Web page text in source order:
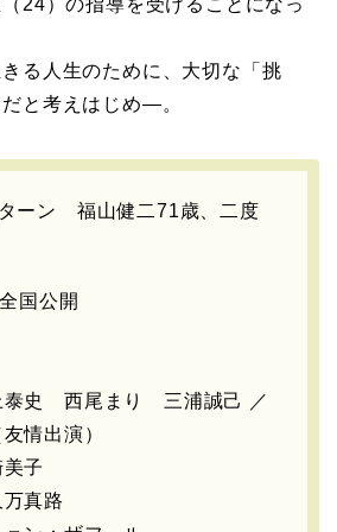
24）の指導を受けることになっ
る人生のために、大切な「挑
と考えはじめ—。
ーン 福山健二71歳、二度
国公開
史 西尾まり 三浦誠己 ／
情出演）
子
真路